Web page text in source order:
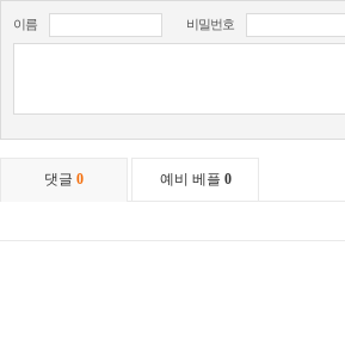
이름 비밀번호
댓글 0 예비 베플 0